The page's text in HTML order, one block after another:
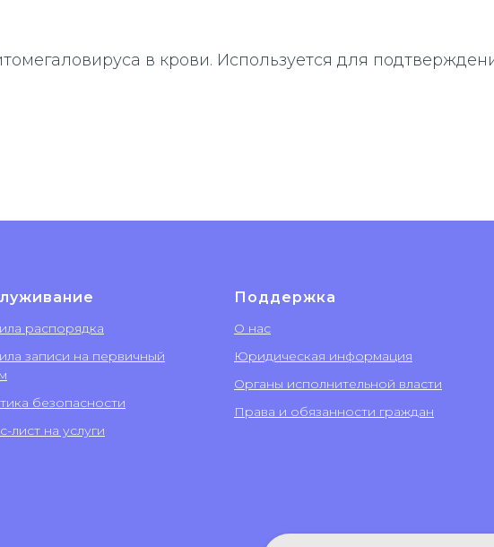
в крови. Используется для
распорядка
записи на первичный
безопасности
лист на услуги
Поддержка
О нас
Юридическая информация
Органы исполнительной власти
Права и обязанности граждан